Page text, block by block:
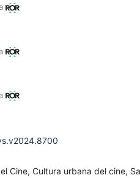
Cine, Cultura urbana del cine,